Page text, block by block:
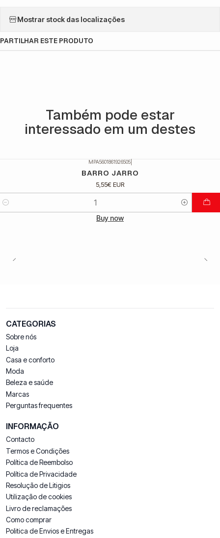
Mostrar stock das localizações
PARTILHAR ESTE PRODUTO
Também pode estar
interessado em um destes
MPA5601861926505|
BARRO JARRO
5,55€ EUR
Buy now
CATEGORIAS
Sobre nós
Loja
Casa e conforto
Moda
Beleza e saúde
Marcas
Perguntas frequentes
INFORMAÇÃO
Contacto
Termos e Condições
Política de Reembolso
Política de Privacidade
Resolução de Litigios
Utilização de cookies
Livro de reclamações
Como comprar
Politica de Envios e Entregas